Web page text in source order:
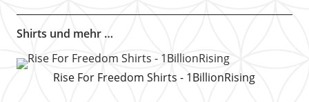
Shirts und mehr …
Rise For Freedom Shirts - 1BillionRising